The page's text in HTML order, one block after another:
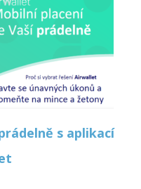
s aplikací